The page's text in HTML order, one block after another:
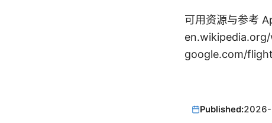
可用资源与参考
google.com/
Published: